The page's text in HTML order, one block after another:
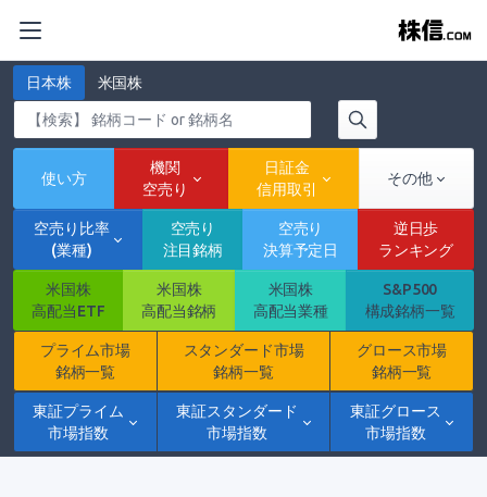
日本株 米国株
使い方
機関
空売り
日証金
信用取引
その他
空売り比率
(業種)
空売り
注目銘柄
空売り
決算予定日
逆日歩
ランキング
米国株
高配当ETF
米国株
高配当銘柄
米国株
高配当業種
S&P500
構成銘柄一覧
プライム市場
銘柄一覧
スタンダード市場
銘柄一覧
グロース市場
銘柄一覧
東証プライム
市場指数
東証スタンダード
市場指数
東証グロース
市場指数